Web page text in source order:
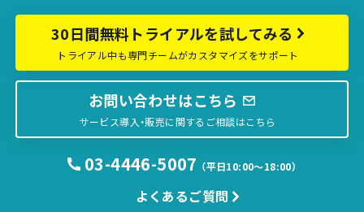
30日間無料トライアルを試してみる
トライアル中も専門チームがカスタマイズをサポート
お問い合わせはこちら
サービス導入・販売に関するご相談はこちら
03-4446-5007 （平日10:00〜18:00）
よくあるご質問